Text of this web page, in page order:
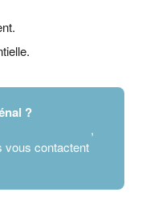
?
,
vous contactent